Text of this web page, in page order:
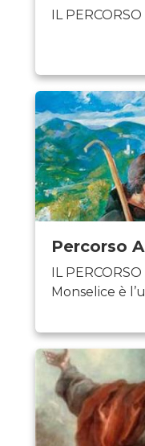
IL PERCORSO
Percorso
IL PERCORSO
Monselice è
tomba del